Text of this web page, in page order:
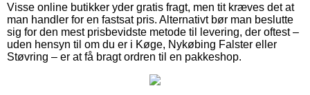
Visse online butikker yder gratis fragt, men tit kræves det at
man handler for en fastsat pris. Alternativt bør man beslutte
sig for den mest prisbevidste metode til levering, der oftest –
uden hensyn til om du er i Køge, Nykøbing Falster eller
Støvring – er at få bragt ordren til en pakkeshop.